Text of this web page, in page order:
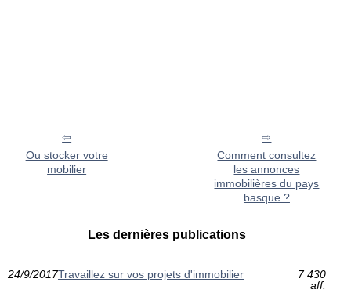
Ou stocker votre
mobilier
Comment consultez
les annonces
immobilières du pays
basque ?
Les dernières publications
24/9/2017Travaillez sur vos projets d'immobilier
7 430
aff.